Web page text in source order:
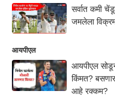
सर्वात कमी
जमलेला
आयपीएल
आयपीएल सोडून
किंमत?
आहे रक्कम?